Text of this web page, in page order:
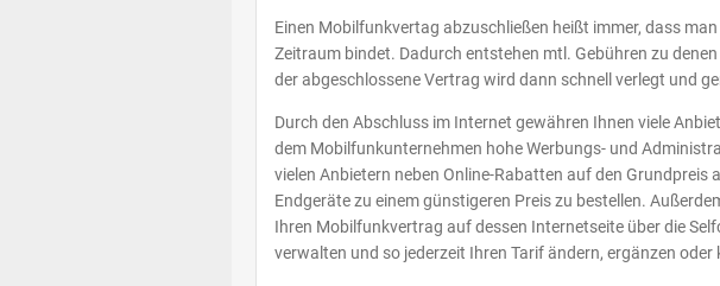
Einen Mobilfunkvertag abzuschließen heißt immer, dass
Zeitraum bindet. Dadurch entstehen mtl. Gebühren zu
der abgeschlossene Vertrag wird dann schnell verlegt und
Durch den Abschluss im Internet gewähren Ihnen viele
dem Mobilfunkunternehmen hohe Werbungs- und
vielen Anbietern neben Online-Rabatten auf den Grundpreis
Endgeräte zu einem günstigeren Preis zu bestellen.
Ihren Mobilfunkvertrag auf dessen Internetseite über die
verwalten und so jederzeit Ihren Tarif ändern, ergänzen oder